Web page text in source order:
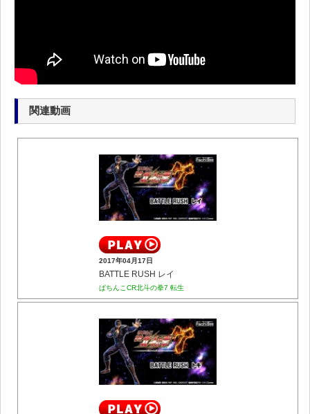
関連動画
2017年04月17日
BATTLE RUSH レイ
ぱちんこCR北斗の拳7 転生